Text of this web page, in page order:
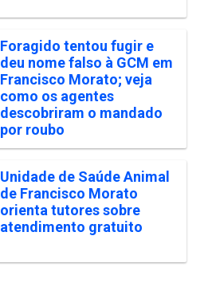
Foragido tentou fugir e
deu nome falso à GCM em
Francisco Morato; veja
como os agentes
descobriram o mandado
por roubo
Unidade de Saúde Animal
de Francisco Morato
orienta tutores sobre
atendimento gratuito